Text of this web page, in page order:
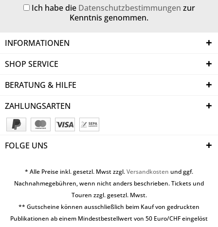
Ich habe die Datenschutzbestimmungen zur
Kenntnis genommen.
INFORMATIONEN
SHOP SERVICE
BERATUNG & HILFE
ZAHLUNGSARTEN
FOLGE UNS
* Alle Preise inkl. gesetzl. Mwst zzgl.Versandkosten und ggf.
Nachnahmegebühren, wenn nicht anders beschrieben. Tickets und
Touren zzgl. gesetzl. Mwst.
** Gutscheine können ausschließlich beim Kauf von gedruckten
Publikationen ab einem Mindestbestellwert von 50 Euro/CHF eingelöst